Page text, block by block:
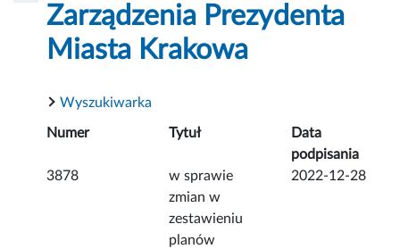
Zarządzenia Prezydenta
Miasta Krakowa
Wyszukiwarka
Numer Tytuł
Data
podpisania
3878
w sprawie
zmian w
zestawieniu
planów
2022-12-28